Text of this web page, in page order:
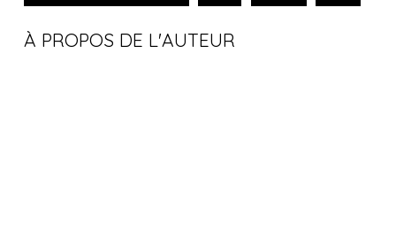
À PROPOS DE L'AUTEUR